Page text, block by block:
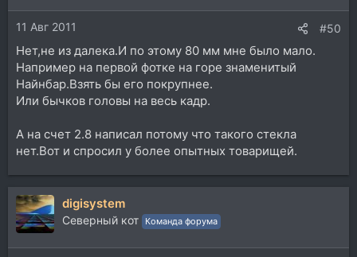
11 Авг 2011 #50
Нет,не из далека.И по этому 80 мм мне было мало.
Например на первой фотке на горе знаменитый
Найнбар.Взять бы его покрупнее.
Или бычков головы на весь кадр.
А на счет 2.8 написал потому что такого стекла
нет.Вот и спросил у более опытных товарищей.
digisystem
Северный кот Команда форума